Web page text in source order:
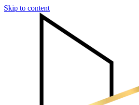
Skip to content